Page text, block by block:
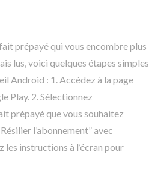
prépayé qui vous encombre plus
lus, voici quelques étapes simples
Android : 1. Accédez à la page
Play. 2. Sélectionnez
prépayé que vous souhaitez
l’abonnement” avec
les instructions à l’écran pour